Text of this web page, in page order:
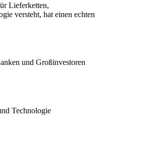
Lieferketten,
versteht, hat einen echten
und Großinvestoren
Technologie